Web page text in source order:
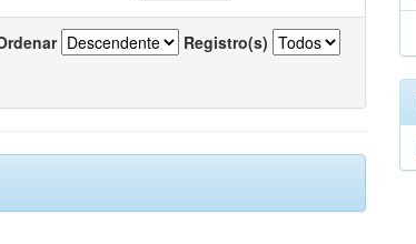
Registro(s)